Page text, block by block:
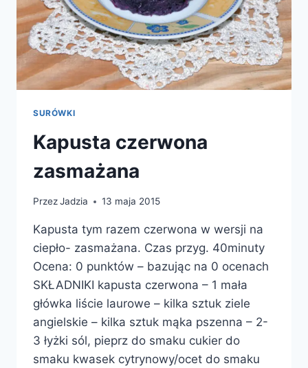
SURÓWKI
Kapusta czerwona
zasmażana
PrzezJadzia 13 maja 2015
Kapusta tym razem czerwona w wersji na
ciepło- zasmażana. Czas przyg. 40minuty
Ocena: 0 punktów – bazując na 0 ocenach
SKŁADNIKI kapusta czerwona – 1 mała
główka liście laurowe – kilka sztuk ziele
angielskie – kilka sztuk mąka pszenna – 2-
3 łyżki sól, pieprz do smaku cukier do
smaku kwasek cytrynowy/ocet do smaku